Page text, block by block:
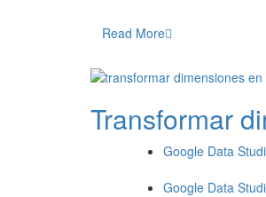
Read More
Transformar
Google Data
Google Data